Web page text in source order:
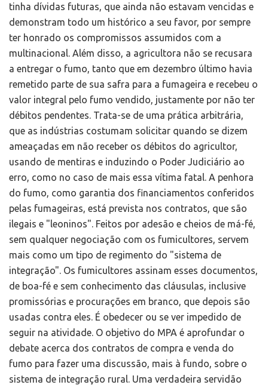
tinha dívidas futuras, que ainda não estavam vencidas e
demonstram todo um histórico a seu favor, por sempre
ter honrado os compromissos assumidos com a
multinacional. Além disso, a agricultora não se recusara
a entregar o fumo, tanto que em dezembro último havia
remetido parte de sua safra para a fumageira e recebeu o
valor integral pelo fumo vendido, justamente por não ter
débitos pendentes. Trata-se de uma prática arbitrária,
que as indústrias costumam solicitar quando se dizem
ameaçadas em não receber os débitos do agricultor,
usando de mentiras e induzindo o Poder Judiciário ao
erro, como no caso de mais essa vítima fatal. A penhora
do fumo, como garantia dos financiamentos conferidos
pelas fumageiras, está prevista nos contratos, que são
ilegais e "leoninos". Feitos por adesão e cheios de má-fé,
sem qualquer negociação com os fumicultores, servem
mais como um tipo de regimento do "sistema de
integração". Os fumicultores assinam esses documentos,
de boa-fé e sem conhecimento das cláusulas, inclusive
promissórias e procurações em branco, que depois são
usadas contra eles. É obedecer ou se ver impedido de
seguir na atividade. O objetivo do MPA é aprofundar o
debate acerca dos contratos de compra e venda do
fumo para fazer uma discussão, mais à fundo, sobre o
sistema de integração rural. Uma verdadeira servidão